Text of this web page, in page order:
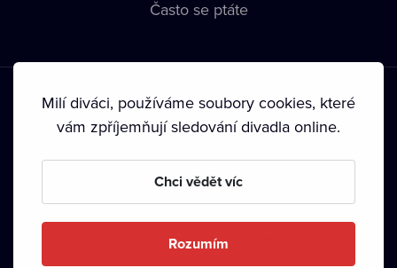
Často se ptáte
Podmínky používání • Ochrana soukromí • Zásady používání
• Autorská práva•
Milí diváci, používáme soubory cookies, které
vám zpříjemňují sledování divadla online.
Chci vědět víc
Rozumím